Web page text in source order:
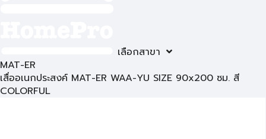
เลือกสาขา
MAT-ER
เสื่ออเนกประสงค์ MAT-ER WAA-YU SIZE 90x200 ซม. สี
COLORFUL